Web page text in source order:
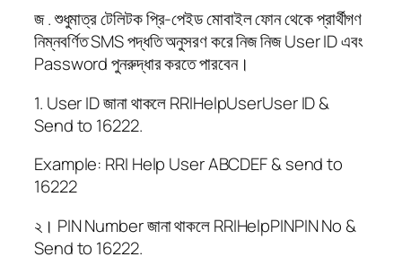
জ . শুধুমাত্র টেলিটক প্রি-পেইড মোবাইল ফোন থেকে প্রার্থীগণ
নিম্নবর্ণিত SMS পদ্ধতি অনুসরণ করে নিজ নিজ User ID এবং
Password পুনরুদ্ধার করতে পারবেন।
1. User ID জানা থাকলে RRIHelpUserUser ID &
Send to 16222.
Example: RRI Help User ABCDEF & send to
16222
২। PIN Number জানা থাকলে RRIHelpPINPIN No &
Send to 16222.